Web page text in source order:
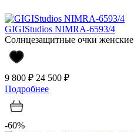
GIGIStudios NIMRA-6593/4
Солнцезащитные очки женские
9 800 ₽ 24 500 ₽
Подробнее
-60%